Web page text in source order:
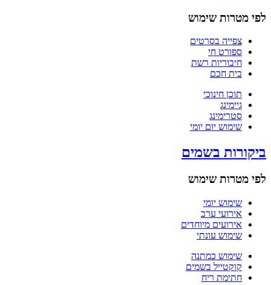
לפי מטרות שימוש
צפייה בסרטים
ספורט חי
חיבוריות רשת
בית חכם
תוכן חינוכי
גיימינג
סטרימינג
שימוש יום יומי
ביקורות בשמים
לפי מטרות שימוש
שימוש יומי
אירועי ערב
אירועים מיוחדים
שימוש עונתי
שימוש כמתנה
קוקטייל בשמים
חתימת ריח